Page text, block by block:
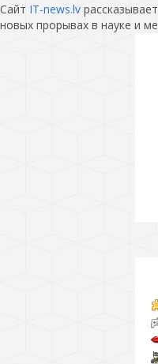
Сайт IT-news.lv
новых прорывах в науке и